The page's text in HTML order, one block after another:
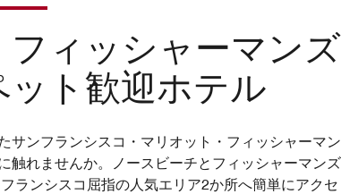
ィッシャーマンズ
ト歓迎ホテル
サンフランシスコ・マリオット・フィッシャーマン
触れませんか。ノースビーチとフィッシャーマンズ
ランシスコ屈指の人気エリア2か所へ簡単にアクセ